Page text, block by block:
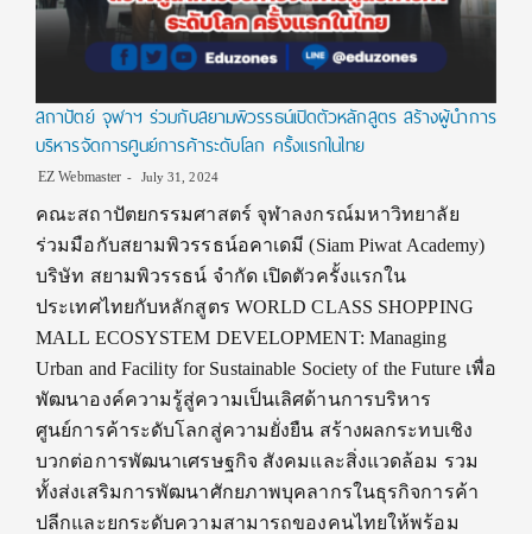
สถาปัตย์ จุฬาฯ ร่วมกับสยามพิวรรธน์เปิดตัวหลักสูตร สร้างผู้นำการ
บริหารจัดการศูนย์การค้าระดับโลก ครั้งแรกในไทย
EZ Webmaster July 31, 2024
คณะสถาปัตยกรรมศาสตร์ จุฬาลงกรณ์มหาวิทยาลัย
ร่วมมือกับสยามพิวรรธน์อคาเดมี (Siam Piwat Academy)
บริษัท สยามพิวรรธน์ จำกัด เปิดตัวครั้งแรกใน
ประเทศไทยกับหลักสูตร WORLD CLASS SHOPPING
MALL ECOSYSTEM DEVELOPMENT: Managing
Urban and Facility for Sustainable Society of the Future เพื่อ
พัฒนาองค์ความรู้สู่ความเป็นเลิศด้านการบริหาร
ศูนย์การค้าระดับโลกสู่ความยั่งยืน สร้างผลกระทบเชิง
บวกต่อการพัฒนาเศรษฐกิจ สังคมและสิ่งแวดล้อม รวม
ทั้งส่งเสริมการพัฒนาศักยภาพบุคลากรในธุรกิจการค้า
ปลีกและยกระดับความสามารถของคนไทยให้พร้อม